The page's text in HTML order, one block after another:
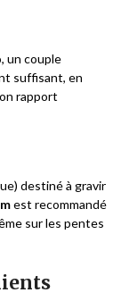
un couple
suffisant, en
rapport
destiné à gravir
est recommandé
sur les pentes